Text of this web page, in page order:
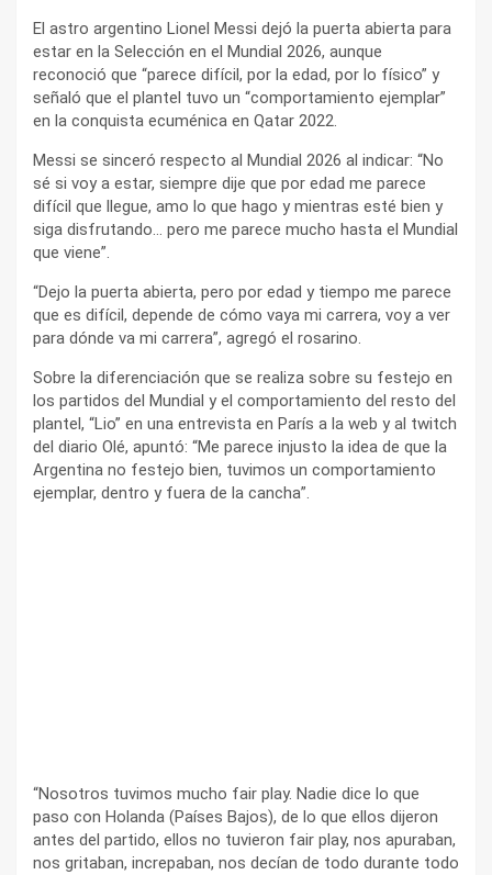
El astro argentino Lionel Messi dejó la puerta abierta para
estar en la Selección en el Mundial 2026, aunque
reconoció que “parece difícil, por la edad, por lo físico” y
señaló que el plantel tuvo un “comportamiento ejemplar”
en la conquista ecuménica en Qatar 2022.
Messi se sinceró respecto al Mundial 2026 al indicar: “No
sé si voy a estar, siempre dije que por edad me parece
difícil que llegue, amo lo que hago y mientras esté bien y
siga disfrutando… pero me parece mucho hasta el Mundial
que viene”.
“Dejo la puerta abierta, pero por edad y tiempo me parece
que es difícil, depende de cómo vaya mi carrera, voy a ver
para dónde va mi carrera”, agregó el rosarino.
Sobre la diferenciación que se realiza sobre su festejo en
los partidos del Mundial y el comportamiento del resto del
plantel, “Lio” en una entrevista en París a la web y al twitch
del diario Olé, apuntó: “Me parece injusto la idea de que la
Argentina no festejo bien, tuvimos un comportamiento
ejemplar, dentro y fuera de la cancha”.
“Nosotros tuvimos mucho fair play. Nadie dice lo que
paso con Holanda (Países Bajos), de lo que ellos dijeron
antes del partido, ellos no tuvieron fair play, nos apuraban,
nos gritaban, increpaban, nos decían de todo durante todo